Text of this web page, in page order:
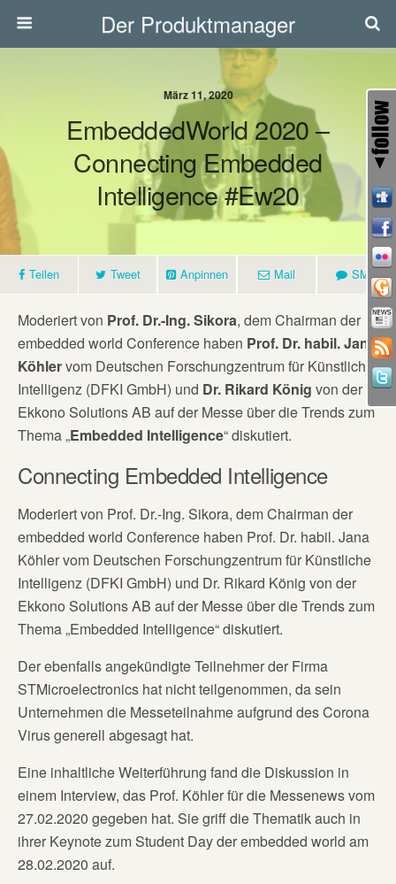
Der Produktmanager
März 11, 2020
EmbeddedWorld 2020 –
Connecting Embedded
Intelligence #ew20
Teilen Tweet Anpinnen Mail SMS
Moderiert von Prof. Dr.-Ing. Sikora, dem Chairman der
embedded world Conference haben Prof. Dr. habil. Jana
Köhlervom Deutschen Forschungzentrum für Künstliche
Intelligenz (DFKI GmbH) und Dr. Rikard König von der
Ekkono Solutions AB auf der Messe über die Trends zum
Thema „Embedded Intelligence“ diskutiert.
Connecting Embedded Intelligence
Moderiert von Prof. Dr.-Ing. Sikora, dem Chairman der
embedded world Conference haben Prof. Dr. habil. Jana
Köhler vom Deutschen Forschungzentrum für Künstliche
Intelligenz (DFKI GmbH) und Dr. Rikard König von der
Ekkono Solutions AB auf der Messe über die Trends zum
Thema „Embedded Intelligence“ diskutiert.
Der ebenfalls angekündigte Teilnehmer der Firma
STMicroelectronics hat nicht teilgenommen, da sein
Unternehmen die Messeteilnahme aufgrund des Corona
Virus generell abgesagt hat.
Eine inhaltliche Weiterführung fand die Diskussion in
einem Interview, das Prof. Köhler für die Messenews vom
27.02.2020 gegeben hat. Sie griff die Thematik auch in
ihrer Keynote zum Student Day der embedded world am
28.02.2020 auf.